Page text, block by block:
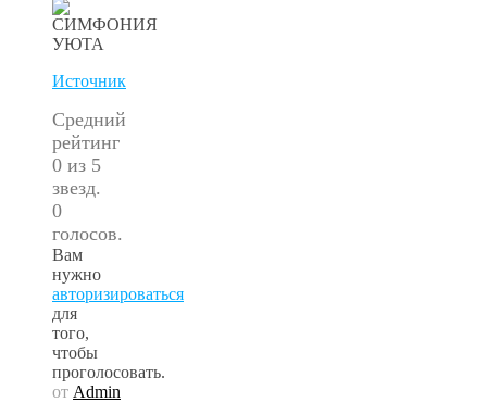
Источник
Средний
рейтинг
0 из 5
звезд.
0
голосов.
Вам
нужно
авторизироваться
для
того,
чтобы
проголосовать.
от Admin